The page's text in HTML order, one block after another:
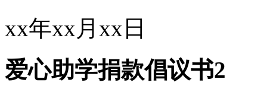
xx年xx月xx日
爱心助学捐款倡议书2